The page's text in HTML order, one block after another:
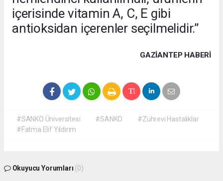
içerisinde vitamin A, C, E gibi
antioksidan içerenler seçilmelidir.”
GAZIANTEP HABERİ
#SANKO Üniversitesi #SANKO
#Zührevi Hastalıklar
#Fatma Elif Yıldırım
Okuyucu Yorumları (0)